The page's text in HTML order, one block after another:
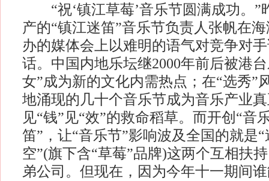
“祝‘镇江草莓’音乐节圆满成功。”
产的“镇江迷笛”音乐节负责人张帆在
办的媒体会上以难明的语气对竞争对
话。中国内地乐坛继2000年前后被港
女”成为新的文化内需热点；在“选秀”
地涌现的几十个音乐节成为音乐产业
见“钱”见“效”的救命稻草。而开创“音
笛”，让“音乐节”影响波及全国的就是
空”(旗下含“草莓”品牌)这两个互相扶
弟公司。但现在，因为今年十一期间